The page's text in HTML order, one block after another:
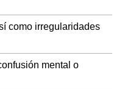
como irregularidades
mental o